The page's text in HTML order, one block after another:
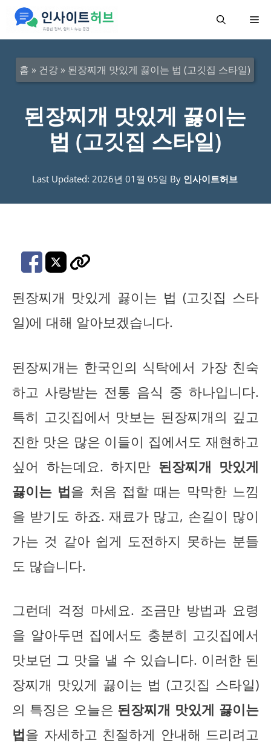
메
홈 » 건강 » 된장찌개 맛있게 끓이는 법 (고깃집 스타일)
된장찌개 맛있게 끓이는
법 (고깃집 스타일)
Last Updated: 2026년 01월 05일 By 인사이트허브
된장찌개 맛있게 끓이는 법 (고깃집 스타
일)에 대해 알아보겠습니다.
된장찌개는 한국인의 식탁에서 가장 친숙
하고 사랑받는 전통 음식 중 하나입니다.
특히 고깃집에서 맛보는 된장찌개의 깊고
진한 맛은 많은 이들이 집에서도 재현하고
싶어 하는데요. 하지만 된장찌개 맛있게
끓이는 법을 처음 접할 때는 막막한 느낌
을 받기도 하죠. 재료가 많고, 손길이 많이
가는 것 같아 쉽게 도전하지 못하는 분들
도 많습니다.
그런데 걱정 마세요. 조금만 방법과 요령
을 알아두면 집에서도 충분히 고깃집에서
맛보던 그 맛을 낼 수 있습니다. 이러한 된
장찌개 맛있게 끓이는 법 (고깃집 스타일)
의 특징은 오늘은 된장찌개 맛있게 끓이는
법을 자세하고 친절하게 안내해 드리려고